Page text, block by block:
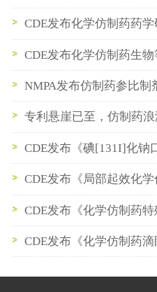
些品种值得关注
CDE发布化学仿制药药
CDE发布化学仿制药生
NMPA发布仿制药参比
通告
专利悬崖已至，仿制药
肽给药装置“剂量精度”
CDE发布《碘[131I]化钠
术要求》
CDE发布《局部起效化
（Q3）特性研究技术指
CDE发布《化学仿制药
（征求意见稿）》
CDE发布《化学仿制药